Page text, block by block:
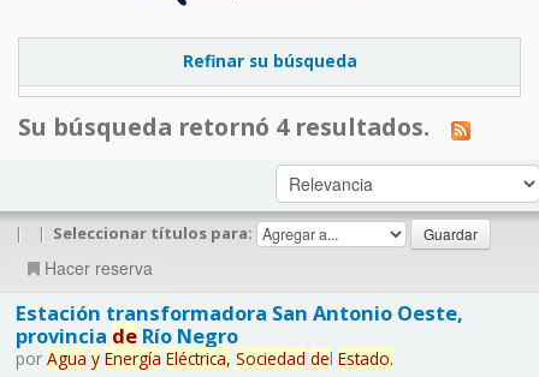
Refinar su búsqueda
Su búsqueda retornó 4 resultados.
| | Seleccionar títulos para:
Hacer reserva
Estación transformadora San Antonio Oeste,
provincia deRío Negro
por Agua y Energía Eléctrica, Sociedad del Estado.